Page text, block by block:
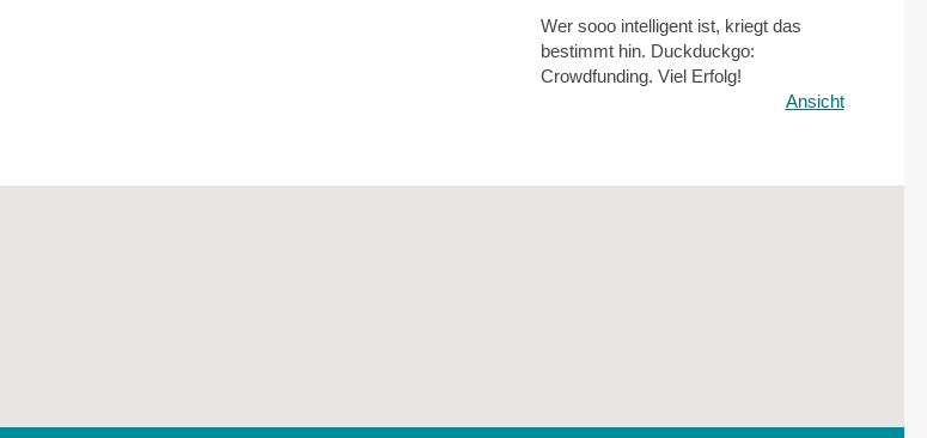
Wer sooo intelligent ist, kriegt das
bestimmt hin. Duckduckgo:
Crowdfunding. Viel Erfolg!
Ansicht